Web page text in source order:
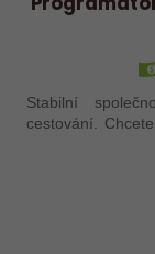
Stabilní
cestování. Chcete pracovat s moderní robotickou linkou, ale
šikovné